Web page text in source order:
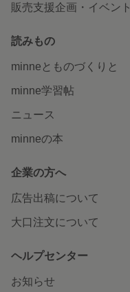
販売支援企画・イベント
読みもの
minneとものづくりと
minne学習帖
ニュース
minneの本
企業の方へ
広告出稿について
大口注文について
ヘルプセンター
お知らせ